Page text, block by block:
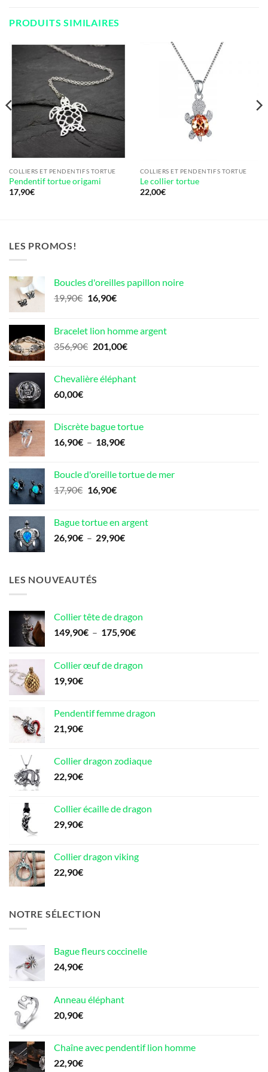
PRODUITS SIMILAIRES
COLLIERS ET PENDENTIFS TORTUE
Pendentif tortue origami
17,90€
COLLIERS ET PENDENTIFS TORTUE
Le collier tortue
22,00€
LES PROMOS!
Boucles d'oreilles papillon noire
19,90€ Le
était :
19,90€.
16,90€Le
est :
16,90€.
Bracelet lion homme argent
356,90€ Le
était :
201,00€Le
est :
Chevalière éléphant
60,00€
Discrète bague tortue
16,90€ – 18,90€Plage
16,90€
Boucle d'oreille tortue de mer
17,90€ Le
était :
17,90€.
16,90€Le
est :
16,90€.
Bague tortue en argent
26,90€ – 29,90€Plage
LES NOUVEAUTÉS
Collier tête de dragon
149,90€ – 175,90€Plage
149,90€
Collier œuf de dragon
19,90€
Pendentif femme dragon
21,90€
Collier dragon zodiaque
22,90€
Collier écaille de dragon
29,90€
Collier dragon viking
22,90€
NOTRE SÉLECTION
Bague fleurs coccinelle
24,90€
Anneau éléphant
20,90€
Chaîne avec pendentif lion homme
22,90€